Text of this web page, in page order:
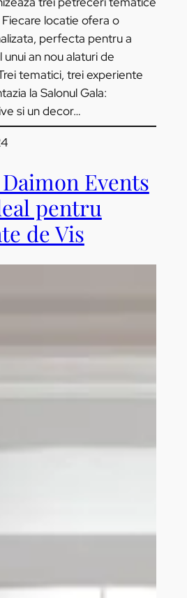
locatie ofera o
perfecta pentru a
an nou alaturi de
tematici, trei experiente
la Salonul Gala:
si un decor…
Events
pentru
de Vis